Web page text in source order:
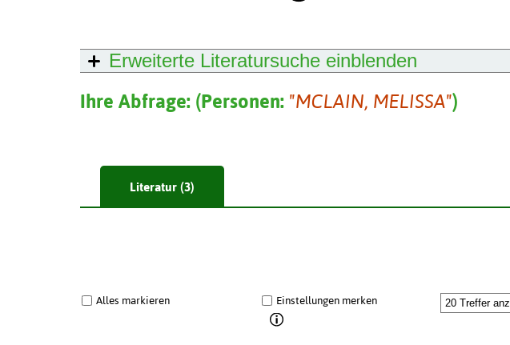
Erweiterte Literatursuche einblenden
Ihre Abfrage: (Personen: "MCLAIN, MELISSA")
Literatur (3)
Alles markieren Einstellungen merken